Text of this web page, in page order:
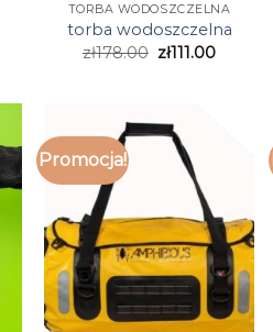
TORBA WODOSZCZELNA
torba wodoszczelna
zł178.00 zł111.00
Promocja!